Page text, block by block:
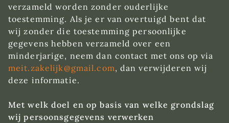
verzameld worden zonder ouderlijke
toestemming. Als je er van overtuigd bent dat
wij zonder die toestemming persoonlijke
gegevens hebben verzameld over een
minderjarige, neem dan contact met ons op via
meit.zakelijk@gmail.com, dan verwijderen wij
deze informatie.
Met welk doel en op basis van welke grondslag
wij persoonsgegevens verwerken